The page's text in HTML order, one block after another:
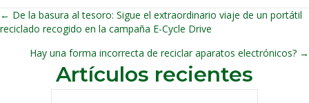
Posts
navegación
← De la basura al tesoro: Sigue el extraordinario viaje de un portátil
reciclado recogido en la campaña E-Cycle Drive
Hay una forma incorrecta de reciclar aparatos electrónicos? →
Artículos recientes